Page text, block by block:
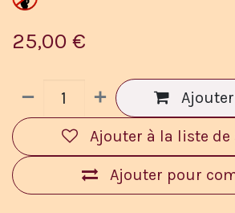
25,00 €
Ajouter pour
Ajouter à la liste